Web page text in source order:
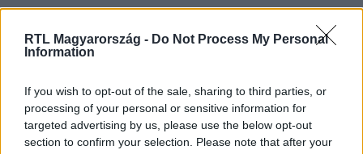
RTL Magyarország - Do Not Process My Personal
Information
If you wish to opt-out of the sale, sharing to third parties, or
processing of your personal or sensitive information for
targeted advertising by us, please use the below opt-out
section to confirm your selection. Please note that after your
Kövess minket, és értesülj a friss hírekről a
Követem